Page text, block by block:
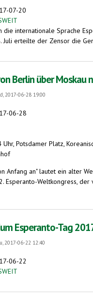
07-20
die internationale Sprache
Juli erteilte der Zensor die
über Esperanto an. Zum
Berlin über Moskau
2017-06-28 19:00
06-28
Uhr, Potsdamer Platz,
Anfang an" lautet ein alter
Esperanto-Weltkongress, der
Berlin über Moskau nach Korea
Esperanto-Tag
2017-06-22 12:40
06-22
Esperanto-Tag 2017, 26. Juli